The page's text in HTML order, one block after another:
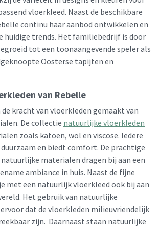
vloerkleed. Naast de beschikbare
continu haar aanbod ontwikkelen en
huidige trends. Het familiebedrijf is door
tot een toonaangevende speler als
Oosterse tapijten en
van Rebelle
kracht van vloerkleden gemaakt van
De collectie natuurlijke vloerkleden
zoals katoen, wol en viscose. Iedere
en biedt comfort. De prachtige
materialen dragen bij aan een
ambiance in huis. Naast de fijne
met een natuurlijk vloerkleed ook bij aan
Het gebruik van natuurlijke
dat de vloerkleden milieuvriendelijk
zijn. Daarnaast staan natuurlijke